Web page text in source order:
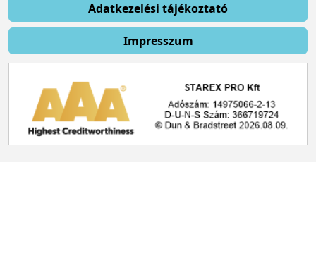
Adatkezelési tájékoztató
Impresszum